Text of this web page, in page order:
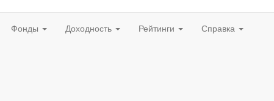
Фонды Доходность Рейтинги
Справка